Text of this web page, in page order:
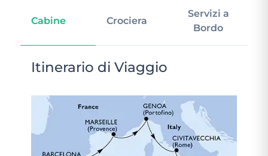
Cabine Crociera
Servizi a
Bordo
Itinerario di Viaggio